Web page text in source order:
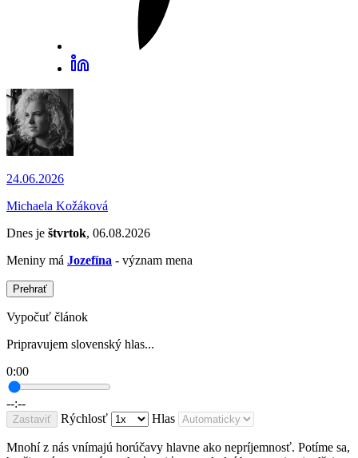
24.06.2026
Michaela Kožáková
Dnes je štvrtok, 06.08.2026
Meniny má Jozefína - význam mena
Prehrať
Vypočuť článok
Pripravujem slovenský hlas...
0:00
--:--
Zastaviť Rýchlosť Hlas
Mnohí z nás vnímajú horúčavy hlavne ako nepríjemnosť. Potíme sa,